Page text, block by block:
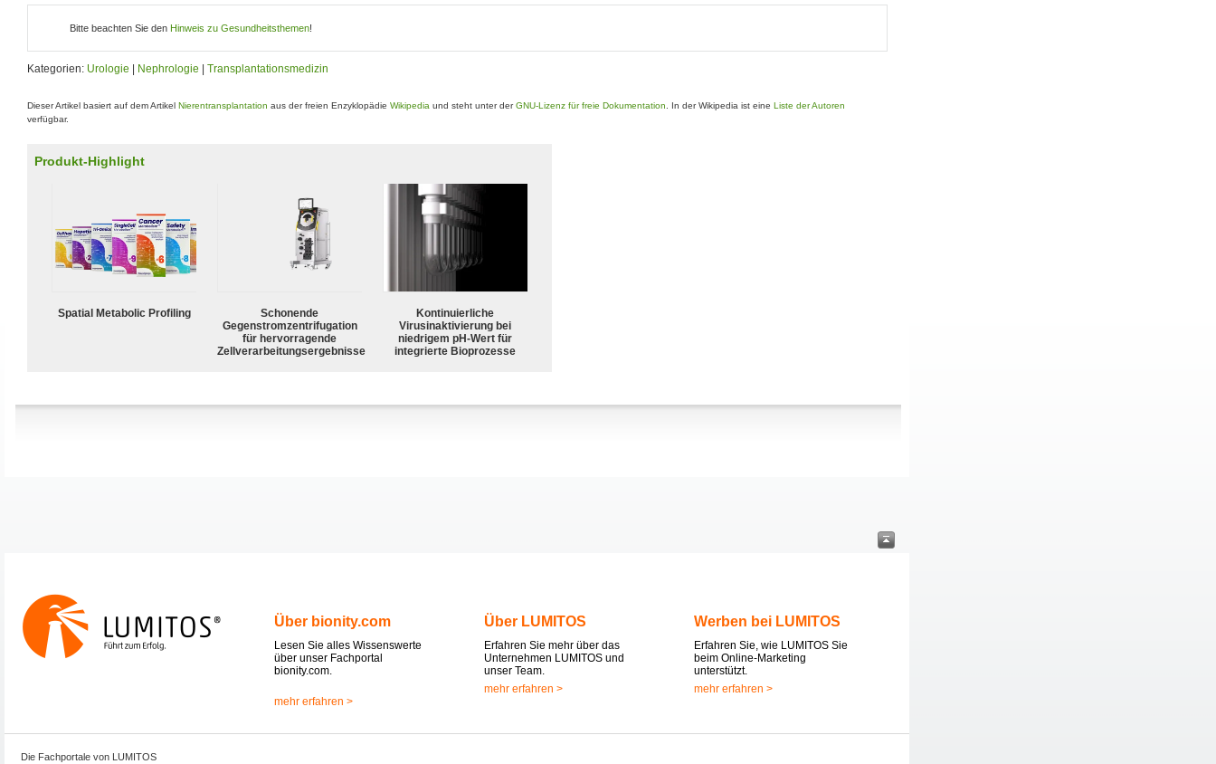
Bitte beachten Sie den Hinweis zu Gesundheitsthemen!
Kategorien: Urologie Nephrologie Transplantationsmedizin
Dieser Artikel basiert auf dem Artikel Nierentransplantation aus der freien Enzyklopädie Wikipedia und steht unter derGNU-Lizenz für freie Dokumentation . In der Wikipedia ist eine Liste der Autoren
verfügbar.
Produkt-Highlight
Spatial Metabolic Profiling
Schonende
Gegenstromzentrifugation
für hervorragende
Zellverarbeitungsergebnisse
Kontinuierliche
Virusinaktivierung bei
niedrigem pH-Wert für
integrierte Bioprozesse
Über bionity.com
Lesen Sie alles Wissenswerte
über unser Fachportal
bionity.com.
mehr erfahren >
Über LUMITOS
Erfahren Sie mehr über das
Unternehmen LUMITOS und
unser Team.
mehr erfahren >
Werben bei LUMITOS
Erfahren Sie, wie LUMITOS Sie
beim Online-Marketing
unterstützt.
mehr erfahren >
Die Fachportale von LUMITOS